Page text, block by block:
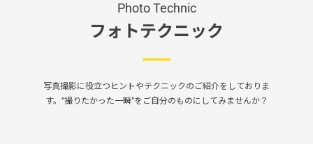
Photo Technic
フォトテクニック
写真撮影に役立つヒントやテクニックのご紹介をしておりま
す。“撮りたかった一瞬”をご自分のものにしてみませんか？